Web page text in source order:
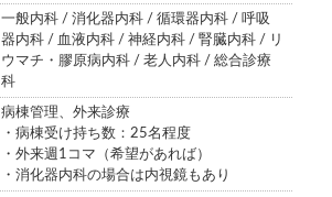
一般内科 / 消化器内科 / 循環器内科 / 呼吸
器内科 / 血液内科 / 神経内科 / 腎臓内科 / リ
ウマチ・膠原病内科 / 老人内科 / 総合診療
科
病棟管理、外来診療
・病棟受け持ち数：25名程度
・外来週1コマ（希望があれば）
・消化器内科の場合は内視鏡もあり